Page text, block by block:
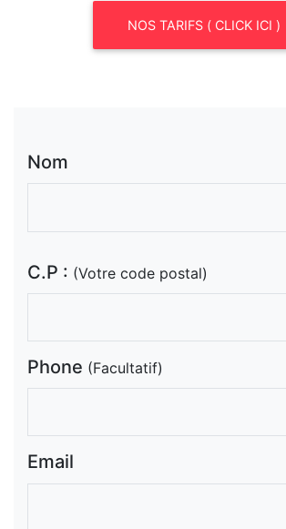
NOS TARIFS ( CLICK ICI )
Nom
C.P : (Votre code postal)
Phone (Facultatif)
Email